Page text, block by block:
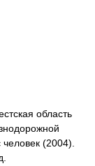
область
(2004).